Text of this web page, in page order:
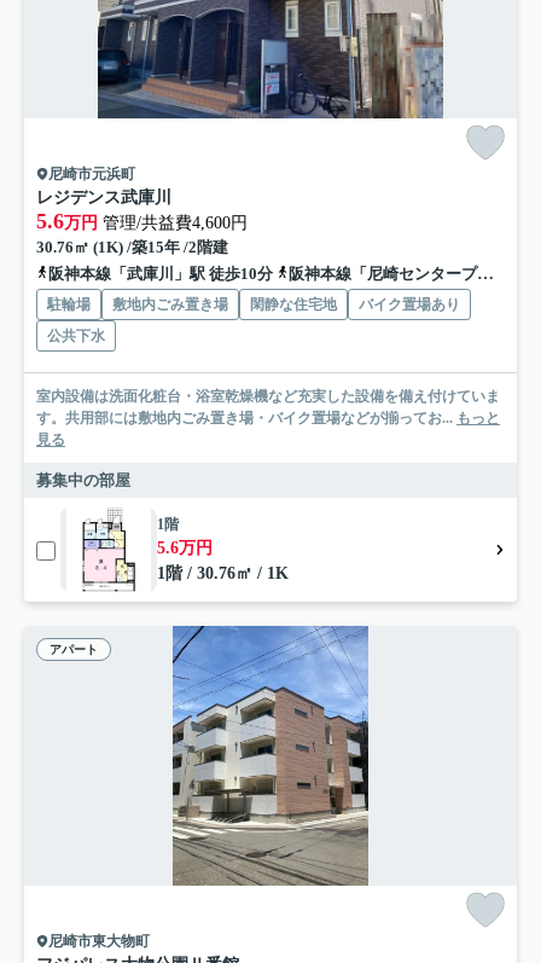
尼崎市元浜町
レジデンス武庫川
5.6万円 管理/共益費4,600円
30.76㎡ (1K) /築15年 /2階建
阪神本線「武庫川」駅 徒歩10分
阪神本線「尼崎センタープール前」駅 徒歩14分
駐輪場 敷地内ごみ置き場 閑静な住宅地
バイク置場あり
公共下水
室内設備は洗面化粧台・浴室乾燥機など充実した設備を備え付けていま
す。共用部には敷地内ごみ置き場・バイク置場などが揃ってお... もっと
見る
募集中の部屋
1階
5.6万円
1階 / 30.76㎡ / 1K
アパート
尼崎市東大物町